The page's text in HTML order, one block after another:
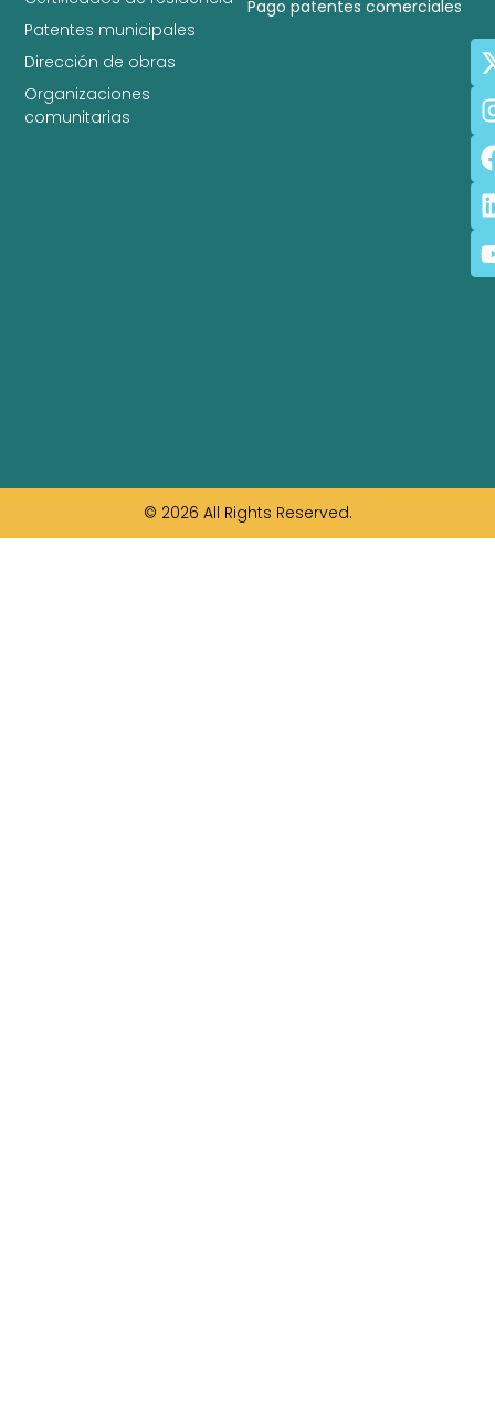
Pago patentes comerciales
Patentes municipales
Dirección de obras
Organizaciones
comunitarias
© 2026 All Rights Reserved.